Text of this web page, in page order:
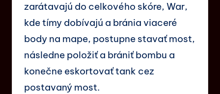
zarátavajú do celkového skóre, War,
kde tímy dobívajú a bránia viaceré
body na mape, postupne stavať most,
následne položiť a brániť bombu a
konečne eskortovať tank cez
postavaný most.